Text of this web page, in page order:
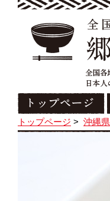
トップページ > 沖縄県